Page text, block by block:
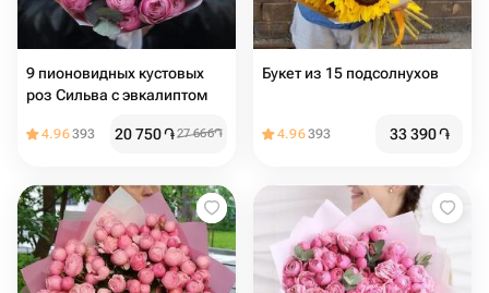
9 пионовидных кустовых
роз Сильва с эвкалиптом
4.96393 20 750֏27 666֏
Букет из 15 подсолнухов
4.96393 33 390֏